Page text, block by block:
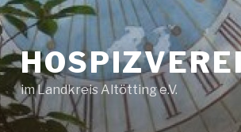
im Landkreis Altötting e.V.